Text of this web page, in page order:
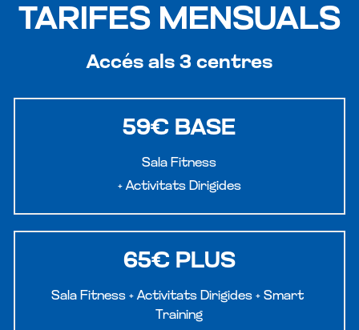
TARIFES MENSUALS
Accés als 3 centres
59€ BASE
Sala Fitness
+ Activitats Dirigides
65€ PLUS
Sala Fitness + Activitats Dirigides + Smart
Training